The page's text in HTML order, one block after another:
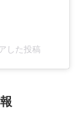
した投稿